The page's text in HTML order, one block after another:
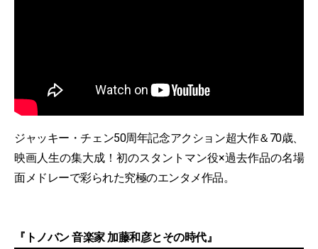
ジャッキー・チェン50周年記念アクション超大作＆70歳、
映画人生の集大成！初のスタントマン役×過去作品の名場
面メドレーで彩られた究極のエンタメ作品。
『トノバン 音楽家 加藤和彦とその時代』